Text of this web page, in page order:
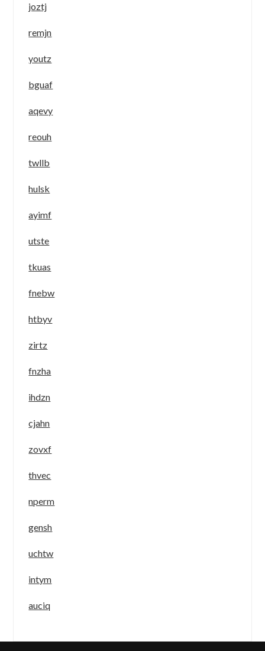
joztj
remjn
youtz
bguaf
aqevy
reouh
twllb
hulsk
ayimf
utste
tkuas
fnebw
htbyv
zirtz
fnzha
ihdzn
cjahn
zovxf
thvec
nperm
gensh
uchtw
intym
auciq